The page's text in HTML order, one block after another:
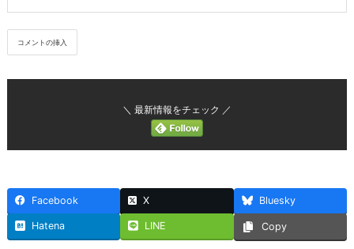
＼ 最新情報をチェック ／
Facebook X Bluesky
Hatena LINE Copy